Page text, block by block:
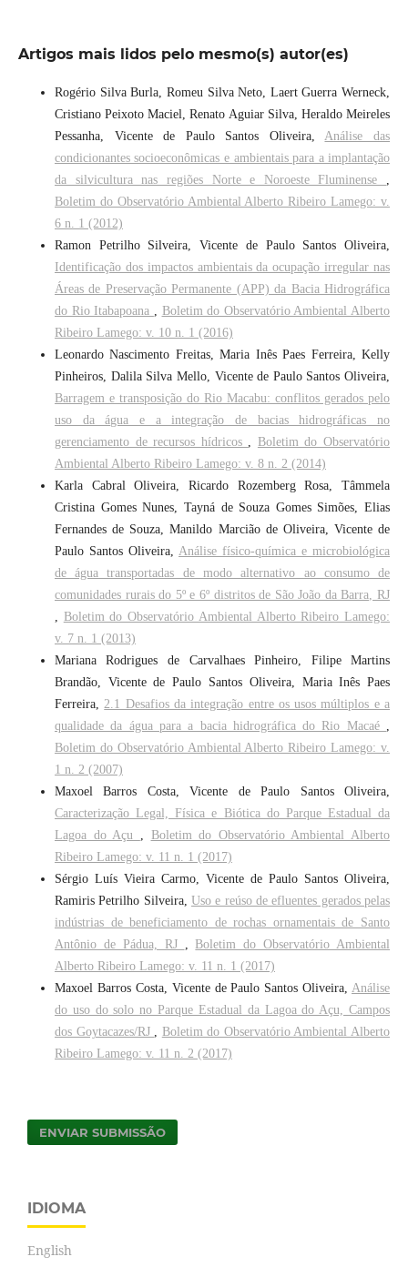
Artigos mais lidos pelo mesmo(s) autor(es)
Rogério Silva Burla, Romeu Silva Neto, Laert Guerra Werneck,
Cristiano Peixoto Maciel, Renato Aguiar Silva, Heraldo Meireles
Pessanha, Vicente de Paulo Santos Oliveira, Análise das
condicionantes socioeconômicas e ambientais para a implantação
da silvicultura nas regiões Norte e Noroeste Fluminense
Boletim do Observatório Ambiental Alberto Ribeiro Lamego: v.
6 n. 1 (2012)
Ramon Petrilho Silveira, Vicente de Paulo Santos Oliveira,
Identificação dos impactos ambientais da ocupação irregular nas
Áreas de Preservação Permanente (APP) da Bacia Hidrográfica
do Rio Itabapoana
Boletim do Observatório Ambiental Alberto
Ribeiro Lamego: v. 10 n. 1 (2016)
Leonardo Nascimento Freitas, Maria Inês Paes Ferreira, Kelly
Pinheiros, Dalila Silva Mello, Vicente de Paulo Santos Oliveira,
Barragem e transposição do Rio Macabu: conflitos gerados pelo
uso da água e a integração de bacias hidrográficas no
gerenciamento de recursos hídricos
Boletim do Observatório
Ambiental Alberto Ribeiro Lamego: v. 8 n. 2 (2014)
Karla Cabral Oliveira, Ricardo Rozemberg Rosa, Tâmmela
Cristina Gomes Nunes, Tayná de Souza Gomes Simões, Elias
Fernandes de Souza, Manildo Marcião de Oliveira, Vicente de
Paulo Santos Oliveira, Análise físico-química e microbiológica
de água transportadas de modo alternativo ao consumo de
comunidades rurais do 5º e 6º distritos de São João da Barra, RJ
Boletim do Observatório Ambiental Alberto Ribeiro Lamego:
v. 7 n. 1 (2013)
Mariana Rodrigues de Carvalhaes Pinheiro, Filipe Martins
Brandão, Vicente de Paulo Santos Oliveira, Maria Inês Paes
Ferreira, 2.1 Desafios da integração entre os usos múltiplos e a
qualidade da água para a bacia hidrográfica do Rio Macaé
Boletim do Observatório Ambiental Alberto Ribeiro Lamego: v.
1 n. 2 (2007)
Maxoel Barros Costa, Vicente de Paulo Santos Oliveira,
Caracterização Legal, Física e Biótica do Parque Estadual da
Lagoa do Açu
Boletim do Observatório Ambiental Alberto
Ribeiro Lamego: v. 11 n. 1 (2017)
Sérgio Luís Vieira Carmo, Vicente de Paulo Santos Oliveira,
Ramiris Petrilho Silveira, Uso e reúso de efluentes gerados pelas
indústrias de beneficiamento de rochas ornamentais de Santo
Antônio de Pádua, RJ
Boletim do Observatório Ambiental
Alberto Ribeiro Lamego: v. 11 n. 1 (2017)
Maxoel Barros Costa, Vicente de Paulo Santos Oliveira, Análise
do uso do solo no Parque Estadual da Lagoa do Açu, Campos
dos Goytacazes/RJ
Boletim do Observatório Ambiental Alberto
Ribeiro Lamego: v. 11 n. 2 (2017)
ENVIAR SUBMISSÃO
IDIOMA
English